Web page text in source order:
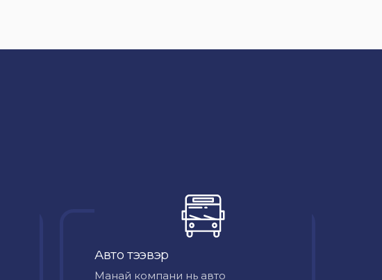
Авто тээвэр
Mанай компани нь авто